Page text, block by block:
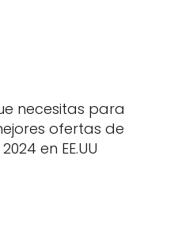
necesitas para
ofertas de
en EE.UU